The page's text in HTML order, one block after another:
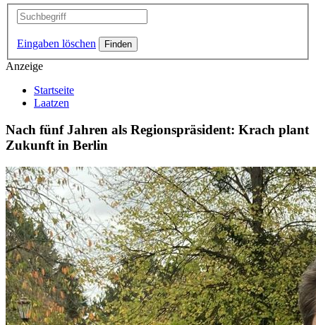
Eingaben löschen
Anzeige
Startseite
Laatzen
Nach fünf Jahren als Regionspräsident: Krach plant
Zukunft in Berlin